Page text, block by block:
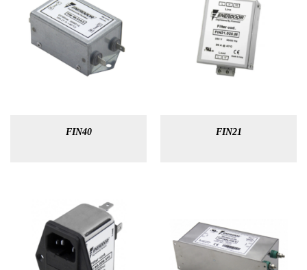
FIN40 FIN21